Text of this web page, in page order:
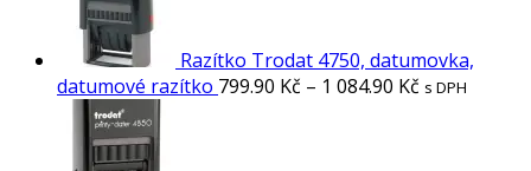
Razítko Trodat 4750, datumovka,
datumové razítko 799.90 Kč – 1 084.90 Kč s DPH